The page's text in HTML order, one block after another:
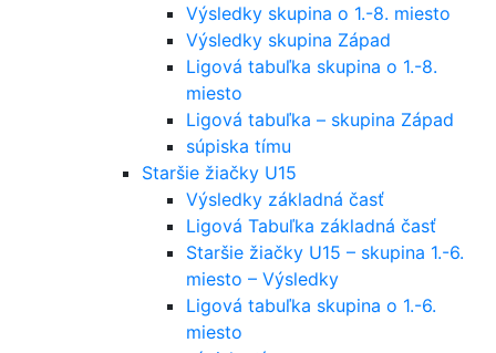
Výsledky skupina o 1.-8. miesto
Výsledky skupina Západ
Ligová tabuľka skupina o 1.-8.
miesto
Ligová tabuľka – skupina Západ
súpiska tímu
Staršie žiačky U15
Výsledky základná časť
Ligová Tabuľka základná časť
Staršie žiačky U15 – skupina 1.-6.
miesto – Výsledky
Ligová tabuľka skupina o 1.-6.
miesto